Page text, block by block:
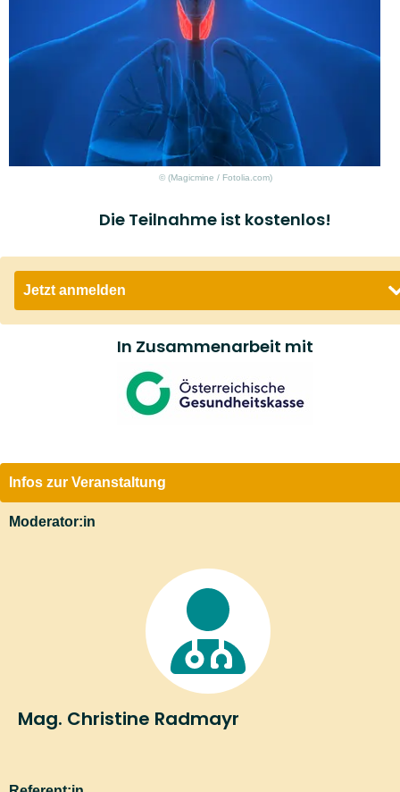
© (Magicmine / Fotolia.com)
Die Teilnahme ist kostenlos!
Jetzt anmelden
Email *
, ich will an der oben angeführten Veranstaltung
teilnehmen und bin damit einverstanden, dass die RMA
Korrespondenz mit mir über die Veranstaltung speichert
(Bestätigung) sowie für den Fall einer Änderung
Sobald Sie sich für die Veranstaltung angemeldet
senden wir Ihnen an die von Ihnen angegebene E-Mail-
Adresse eine Nachricht mit einem Link zur
In Zusammenarbeit mit
Infos zur Veranstaltung
Moderator:in
Mag. Christine Radmayr